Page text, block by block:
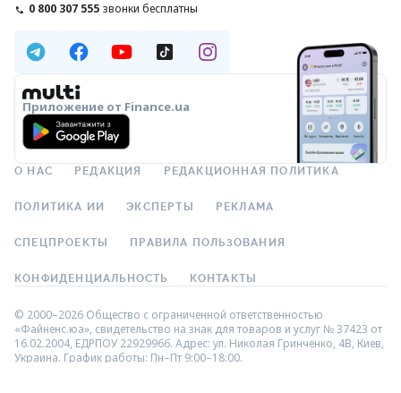
0 800 307 555 звонки бесплатны
Приложение от Finance.ua
О НАС РЕДАКЦИЯ РЕДАКЦИОННАЯ ПОЛИТИКА
ПОЛИТИКА ИИ ЭКСПЕРТЫ РЕКЛАМА
СПЕЦПРОЕКТЫ ПРАВИЛА ПОЛЬЗОВАНИЯ
КОНФИДЕНЦИАЛЬНОСТЬ КОНТАКТЫ
© 2000–2026 Общество с ограниченной ответственностью
«Файненс.юа», свидетельство на знак для товаров и услуг № 37423 от
16.02.2004, ЕДРПОУ 22929966. Адрес: ул. Николая Гринченко, 4В, Киев,
Украина. График работы: Пн–Пт 9:00–18:00.